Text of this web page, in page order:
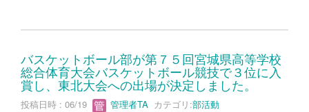
バスケットボール部が第７５回宮城県高等学校
総合体育大会バスケットボール競技で３位に入
賞し、東北大会への出場が決定しました。
投稿日時 : 06/19 管理者TA カテゴリ:部活動